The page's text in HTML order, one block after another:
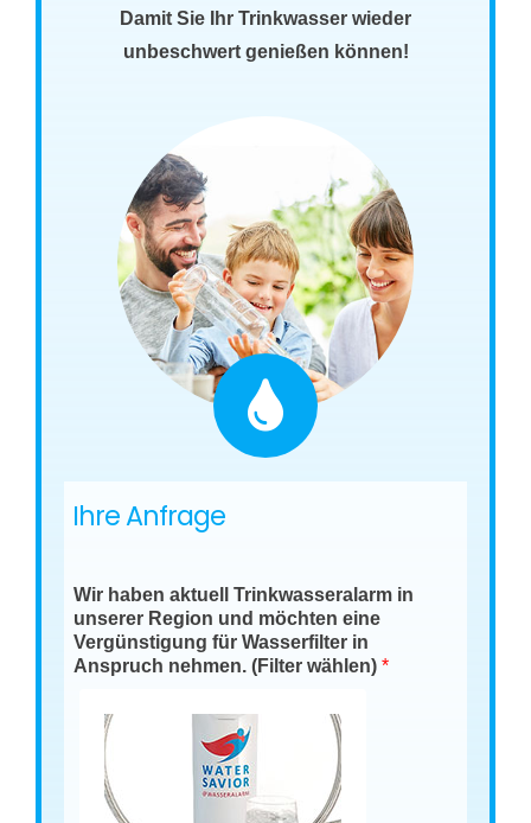
Damit Sie Ihr Trinkwasser wieder
unbeschwert genießen können!
Ihre Anfrage
Wir haben aktuell Trinkwasseralarm in
unserer Region und möchten eine
Vergünstigung für Wasserfilter in
Anspruch nehmen. (Filter wählen)*